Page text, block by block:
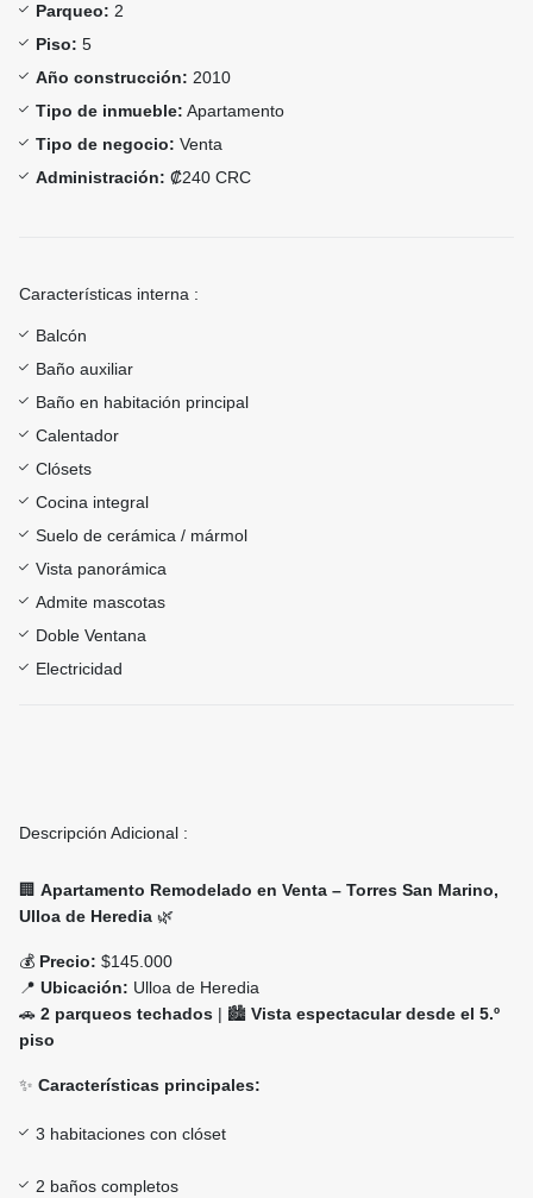
Parqueo: 2
Piso: 5
Año construcción: 2010
Tipo de inmueble: Apartamento
Tipo de negocio: Venta
Administración: ₡240 CRC
Características interna :
Balcón
Baño auxiliar
Baño en habitación principal
Calentador
Clósets
Cocina integral
Suelo de cerámica / mármol
Vista panorámica
Admite mascotas
Doble Ventana
Electricidad
Descripción Adicional :
🏢 Apartamento Remodelado en Venta – Torres San Marino,
Ulloa de Heredia 🌿
💰 Precio: $145.000
📍 Ubicación: Ulloa de Heredia
🚗 2 parqueos techados | 🏙️ Vista espectacular desde el 5.º
piso
✨ Características principales:
3 habitaciones con clóset
2 baños completos